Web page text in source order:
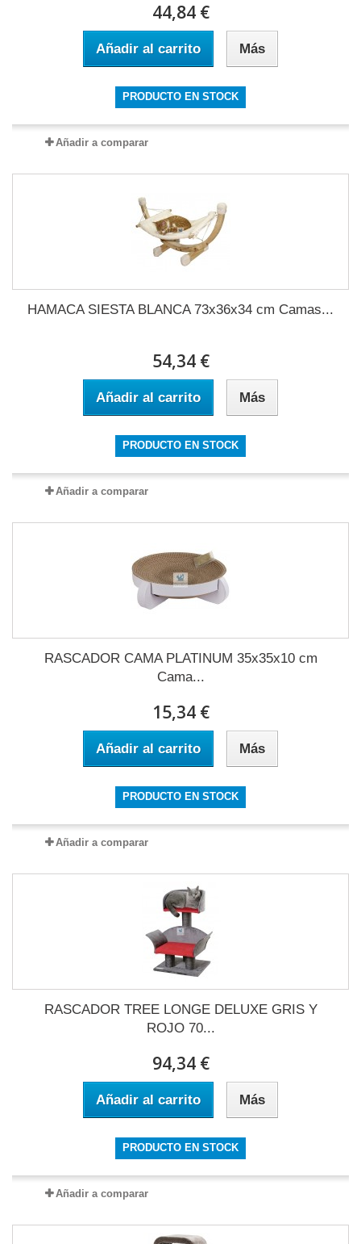
44,84 €
Añadir al carrito Más
PRODUCTO EN STOCK
Añadir a comparar
HAMACA SIESTA BLANCA 73x36x34 cm Camas...
54,34 €
Añadir al carrito Más
PRODUCTO EN STOCK
Añadir a comparar
RASCADOR CAMA PLATINUM 35x35x10 cm
Cama...
15,34 €
Añadir al carrito Más
PRODUCTO EN STOCK
Añadir a comparar
RASCADOR TREE LONGE DELUXE GRIS Y
ROJO 70...
94,34 €
Añadir al carrito Más
PRODUCTO EN STOCK
Añadir a comparar